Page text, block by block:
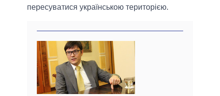
пересуватися українською територією.